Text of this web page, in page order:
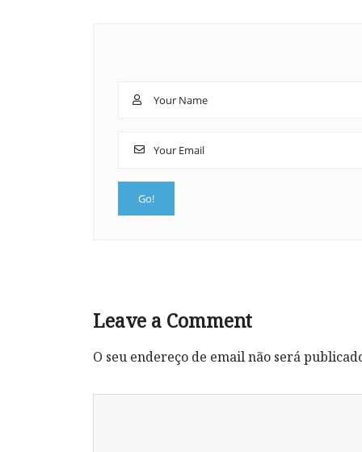
Leave a Comment
O seu endereço de email não será